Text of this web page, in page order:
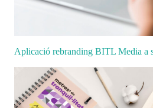
Aplicació rebranding BITL Media a